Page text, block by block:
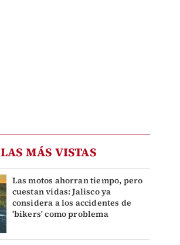
LAS MÁS VISTAS
Las motos ahorran tiempo, pero
cuestan vidas: Jalisco ya
considera a los accidentes de
'bikers' como problema